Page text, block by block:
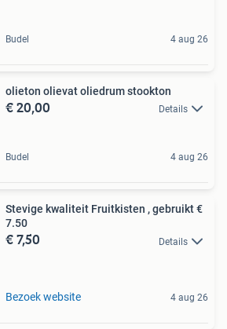
Budel 4 aug 26
olieton olievat oliedrum stookton
€ 20,00 Details
Budel 4 aug 26
Stevige kwaliteit Fruitkisten , gebruikt €
7.50
€ 7,50 Details
Bezoek website 4 aug 26